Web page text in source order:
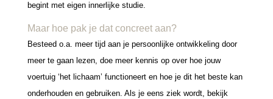
begint met eigen innerlijke studie.
Maar hoe pak je dat concreet aan?
Besteed o.a. meer tijd aan je persoonlijke ontwikkeling door
meer te gaan lezen, doe meer kennis op over hoe jouw
voertuig ‘het lichaam’ functioneert en hoe je dit het beste kan
onderhouden en gebruiken. Als je eens ziek wordt, bekijk